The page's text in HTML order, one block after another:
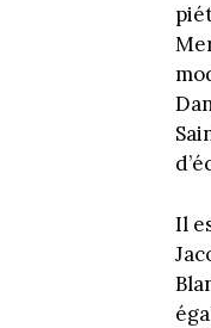
Il